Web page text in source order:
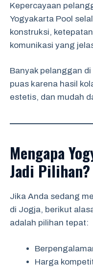
Kepercayaan
Yogyakarta Pool
konstruksi,
komunikasi yang
Banyak pelanggan
puas karena hasil
estetis, dan mudah
Mengapa
Jadi Pilihan?
Jika Anda sedang
di Jogja, berikut
adalah pilihan tepat:
Harga